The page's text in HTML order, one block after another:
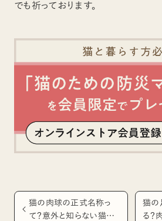
でも祈っております。
猫の肉球の正式名称っ
て？意外と知らない猫の
猫の
る？